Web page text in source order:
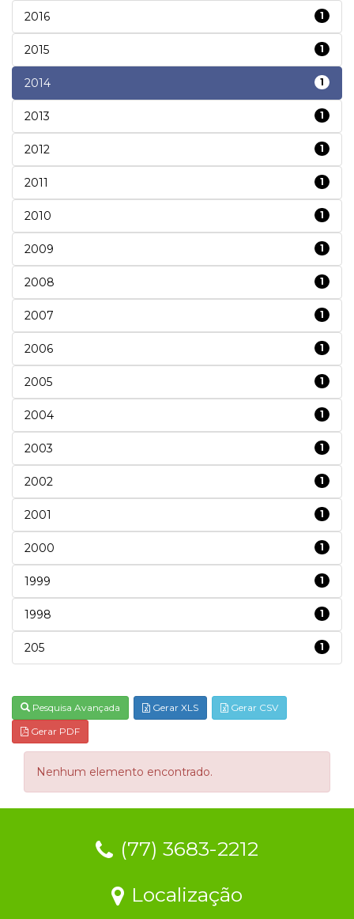
2016 1
2015 1
2014 1
2013 1
2012 1
2011 1
2010 1
2009 1
2008 1
2007 1
2006 1
2005 1
2004 1
2003 1
2002 1
2001 1
2000 1
1999 1
1998 1
205 1
Pesquisa Avançada Gerar XLS
Gerar CSV
Gerar PDF
Nenhum elemento encontrado.
(77) 3683-2212
Localização